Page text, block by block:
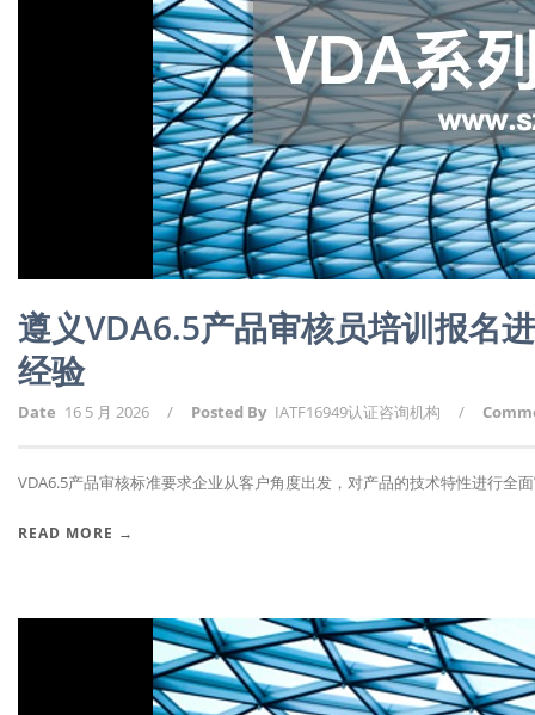
遵义VDA6.5产品审核员培训报名
经验
Date 16 5 月 2026 / Posted By IATF16949认证咨询机构 /
VDA6.5产品审核标准要求企业从客户角度出发，对产品的技术特性进行全
READ MORE →